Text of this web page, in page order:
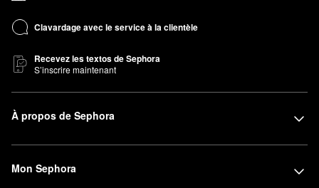
Clavardage avec le service à la clientèle
Recevez les textos de Sephora
S’inscrire maintenant
À propos de Sephora
Mon Sephora